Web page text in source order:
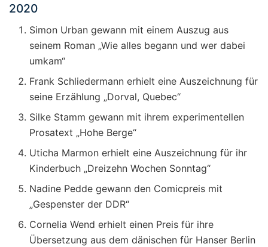
2020
Simon Urban gewann mit einem Auszug aus
seinem Roman „Wie alles begann und wer dabei
umkam“
Frank Schliedermann erhielt eine Auszeichnung für
seine Erzählung „Dorval, Quebec“
Silke Stamm gewann mit ihrem experimentellen
Prosatext „Hohe Berge“
Uticha Marmon erhielt eine Auszeichnung für ihr
Kinderbuch „Dreizehn Wochen Sonntag“
Nadine Pedde gewann den Comicpreis mit
„Gespenster der DDR“
Cornelia Wend erhielt einen Preis für ihre
Übersetzung aus dem dänischen für Hanser Berlin